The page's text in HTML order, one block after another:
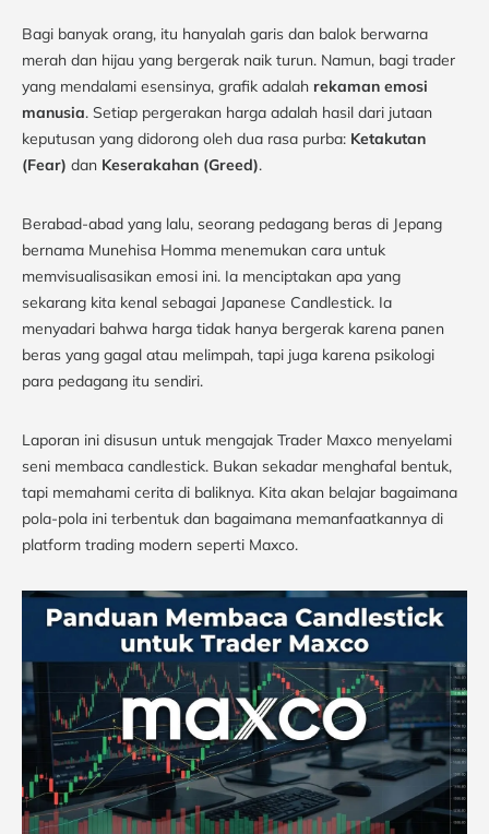
Bagi banyak orang, itu hanyalah garis dan balok berwarna
merah dan hijau yang bergerak naik turun. Namun, bagi trader
yang mendalami esensinya, grafik adalah rekaman emosi
manusia. Setiap pergerakan harga adalah hasil dari jutaan
keputusan yang didorong oleh dua rasa purba: Ketakutan
(Fear) dan Keserakahan (Greed).
Berabad-abad yang lalu, seorang pedagang beras di Jepang
bernama Munehisa Homma menemukan cara untuk
memvisualisasikan emosi ini. Ia menciptakan apa yang
sekarang kita kenal sebagai Japanese Candlestick. Ia
menyadari bahwa harga tidak hanya bergerak karena panen
beras yang gagal atau melimpah, tapi juga karena psikologi
para pedagang itu sendiri.
Laporan ini disusun untuk mengajak Trader Maxco menyelami
seni membaca candlestick. Bukan sekadar menghafal bentuk,
tapi memahami cerita di baliknya. Kita akan belajar bagaimana
pola-pola ini terbentuk dan bagaimana memanfaatkannya di
platform trading modern seperti Maxco.